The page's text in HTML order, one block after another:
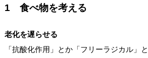
1 食べ物を考える
老化を遅らせる
「抗酸化作用」とか「フリーラジカル」